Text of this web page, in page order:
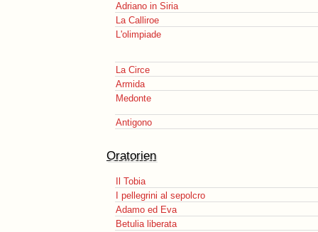
Adriano in Siria
La Calliroe
L'olimpiade
La Circe
Armida
Medonte
Antigono
Oratorien
Il Tobia
I pellegrini al sepolcro
Adamo ed Eva
Betulia liberata